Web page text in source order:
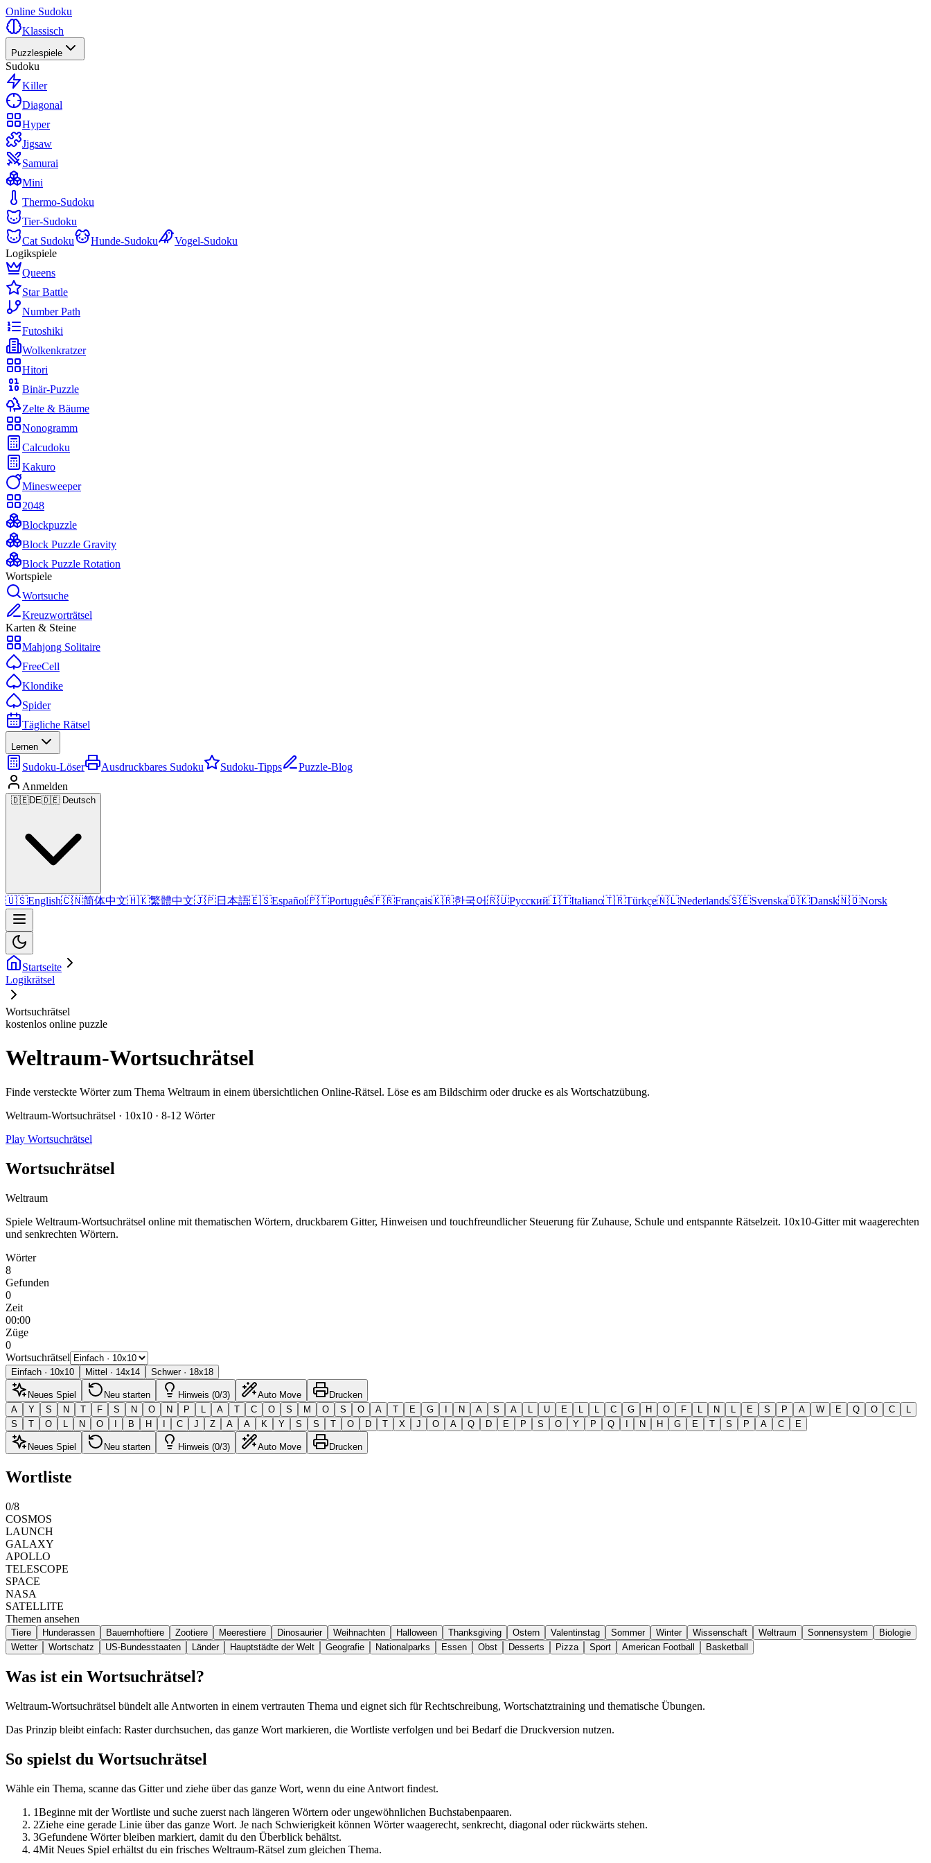
Online Sudoku
Klassisch
Puzzlespiele
Sudoku
Killer
Diagonal
Hyper
Jigsaw
Samurai
Mini
Thermo-Sudoku
Tier-Sudoku
Cat Sudoku
Hunde-Sudoku
Vogel-Sudoku
Logikspiele
Queens
Star Battle
Number Path
Futoshiki
Wolkenkratzer
Hitori
Binär-Puzzle
Zelte & Bäume
Nonogramm
Calcudoku
Kakuro
Minesweeper
2048
Blockpuzzle
Block Puzzle Gravity
Block Puzzle Rotation
Wortspiele
Wortsuche
Kreuzworträtsel
Karten & Steine
Mahjong Solitaire
FreeCell
Klondike
Spider
Tägliche Rätsel
Lernen
Sudoku-Löser Ausdruckbares Sudoku Sudoku-Tipps
Puzzle-Blog
Anmelden
🇩🇪DE🇩🇪 Deutsch
🇺🇸English🇨🇳简体中文🇭🇰繁體中文🇯🇵日本語🇪🇸Español🇵🇹Português🇫🇷Français🇰🇷한국어🇷🇺Русский🇮🇹Italiano🇹🇷Türkçe🇳🇱Nederlands🇸🇪Svenska🇩🇰Dansk🇳🇴Norsk
Startseite
Logikrätsel
Wortsuchrätsel
kostenlos online puzzle
Weltraum-Wortsuchrätsel
Finde versteckte Wörter zum Thema Weltraum in einem übersichtlichen Online-Rätsel. Löse es am Bildschirm oder drucke es als Wortschatzübung.
Weltraum-Wortsuchrätsel · 10x10 · 8-12 Wörter
Play Wortsuchrätsel
Wortsuchrätsel
Weltraum
Spiele Weltraum-Wortsuchrätsel online mit thematischen Wörtern, druckbarem Gitter, Hinweisen und touchfreundlicher Steuerung für Zuhause, Schule und entspannte Rätselzeit. 10x10-Gitter mit waagerechten
und senkrechten Wörtern.
Wörter
8
Gefunden
0
Zeit
00:00
Züge
0
Wortsuchrätsel
Einfach · 10x10 Mittel · 14x14 Schwer· 18x18
Neues Spiel Neu starten Hinweis (0/3) Auto Move
Drucken
A
Y S N T F S N O N P L A T C O S M O S O A T E G I N A S A L U E L L C G H O F L N L E S P A W E Q O C
L
S
T O L N O I B H I C J Z A A K Y S S T O D T X J O A Q D E P S O Y P Q I N H G E T S P A C E
Neues Spiel Neu starten Hinweis (0/3) Auto Move Drucken
Wortliste
0/8
COSMOS
LAUNCH
GALAXY
APOLLO
TELESCOPE
SPACE
NASA
SATELLITE
Themen ansehen
Tiere Hunderassen Bauernhoftiere Zootiere Meerestiere Dinosaurier Weihnachten Halloween Thanksgiving Ostern Valentinstag Sommer Winter Wissenschaft Weltraum Sonnensystem
Biologie
Wetter
Wortschatz US-Bundesstaaten Länder Hauptstädte der Welt Geografie Nationalparks Essen Obst Desserts Pizza Sport American Football Basketball
Was ist ein Wortsuchrätsel?
Weltraum-Wortsuchrätsel bündelt alle Antworten in einem vertrauten Thema und eignet sich für Rechtschreibung, Wortschatztraining und thematische Übungen.
Das Prinzip bleibt einfach: Raster durchsuchen, das ganze Wort markieren, die Wortliste verfolgen und bei Bedarf die Druckversion nutzen.
So spielst du Wortsuchrätsel
Wähle ein Thema, scanne das Gitter und ziehe über das ganze Wort, wenn du eine Antwort findest.
1Beginne mit der Wortliste und suche zuerst nach längeren Wörtern oder ungewöhnlichen Buchstabenpaaren.
2Ziehe eine gerade Linie über das ganze Wort. Je nach Schwierigkeit können Wörter waagerecht, senkrecht, diagonal oder rückwärts stehen.
3Gefundene Wörter bleiben markiert, damit du den Überblick behältst.
4Mit Neues Spiel erhältst du ein frisches Weltraum-Rätsel zum gleichen Thema.